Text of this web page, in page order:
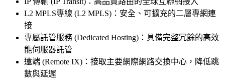
L2 MPLS專線 (L2 MPLS)：安全、可擴充的二層專網連
接
專屬託管服務 (Dedicated Hosting)：具備完整冗餘的高效
能伺服器託管
遠端 (Remote IX)：接取主要網際網路交換中心，降低跳
數與延遲